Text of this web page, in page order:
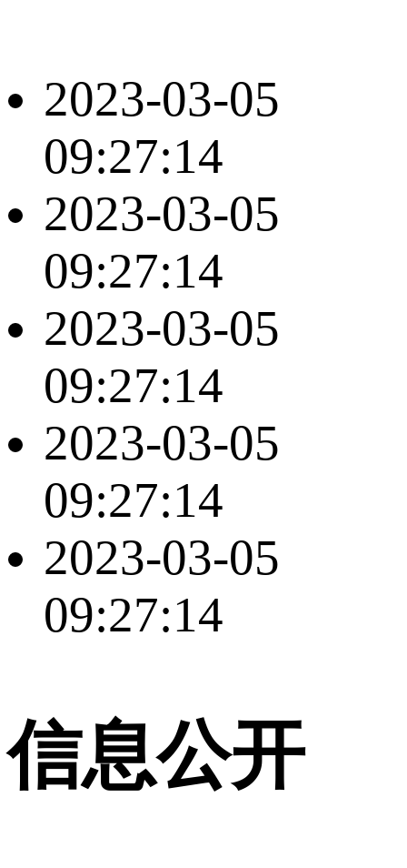
2023-03-05
09:27:14
2023-03-05
09:27:14
2023-03-05
09:27:14
2023-03-05
09:27:14
2023-03-05
09:27:14
信息公开